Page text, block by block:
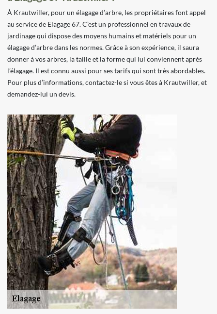
À Krautwiller, pour un élagage d’arbre, les propriétaires font appel
au service de Elagage 67. C’est un professionnel en travaux de
jardinage qui dispose des moyens humains et matériels pour un
élagage d’arbre dans les normes. Grâce à son expérience, il saura
donner à vos arbres, la taille et la forme qui lui conviennent après
l’élagage. Il est connu aussi pour ses tarifs qui sont très abordables.
Pour plus d’informations, contactez-le si vous êtes à Krautwiller, et
demandez-lui un devis.